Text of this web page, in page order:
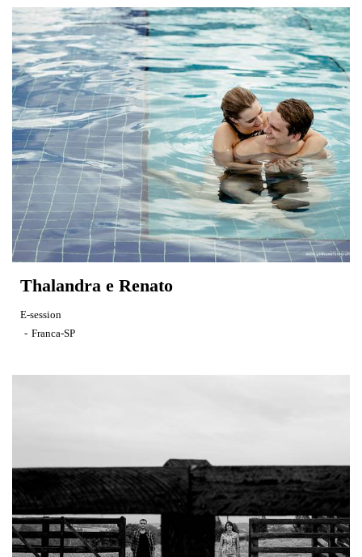
Thalandra e Renato
E-session
Franca-SP